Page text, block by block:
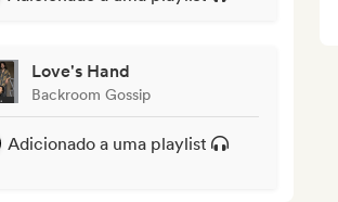
Love's Hand
Backroom Gossip
Adicionado a uma playlist